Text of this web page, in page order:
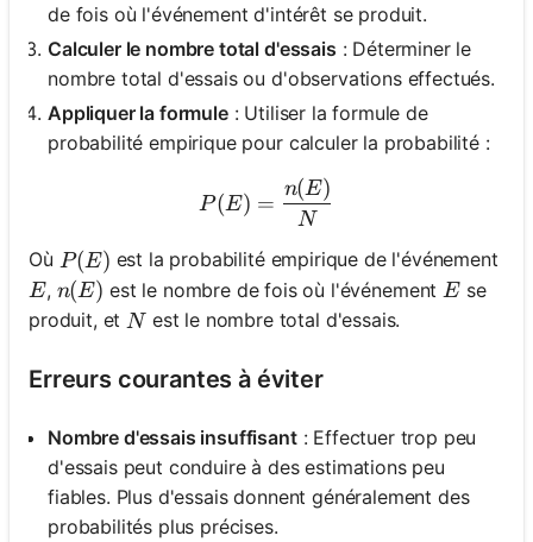
de fois où l'événement d'intérêt se produit.
Calculer le nombre total d'essais : Déterminer le
nombre total d'essais ou d'observations effectués.
Appliquer la formule: Utiliser la formule de
probabilité empirique pour calculer la probabilité :
P(E) = \frac{n(E)}{N}
P(E) =
N
n(E)
Où P(E)
P(E) est la probabilité empirique de l'événement
E
E, n(E)
n(E) est le nombre de fois où l'événement E
E se
produit, et N
N est le nombre total d'essais.
Erreurs courantes à éviter
Nombre d'essais insuffisant: Effectuer trop peu
d'essais peut conduire à des estimations peu
fiables. Plus d'essais donnent généralement des
probabilités plus précises.